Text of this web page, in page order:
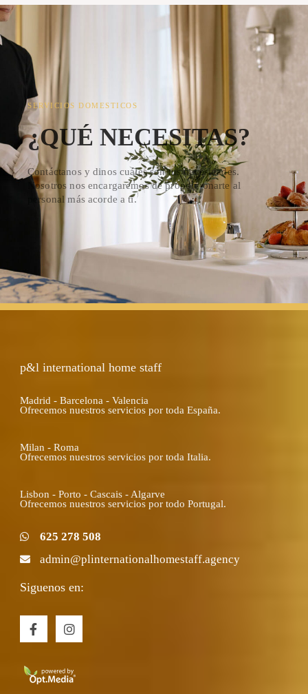
SERVICIOS DOMESTICOS
¿QUÉ NECESITAS?
Contáctanos y dinos cuáles son tus necesidades.
Nosotros nos encargaremos de proporcionarte al
personal más acorde a ti.
p&l international home staff
Madrid - Barcelona - Valencia
Ofrecemos nuestros servicios por toda España.
Milan - Roma
Ofrecemos nuestros servicios por toda Italia.
Lisbon - Porto - Cascais - Algarve
Ofrecemos nuestros servicios por todo Portugal.
625 278 508
admin@plinternationalhomestaff.agency
Siguenos en:
F
a
c
b
o
I
n
s
a
g